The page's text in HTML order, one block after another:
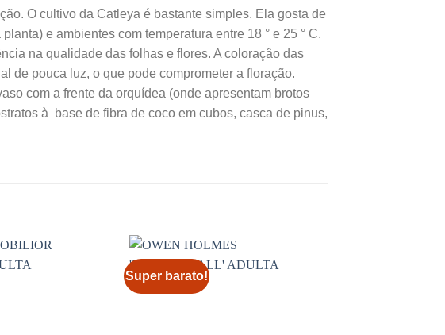
O cultivo da Catleya é bastante simples. Ela gosta de
e ambientes com temperatura entre 18 ° e 25 ° C.
na qualidade das folhas e flores. A coloraçâo das
de pouca luz, o que pode comprometer a floração.
com a frente da orquídea (onde apresentam brotos
à base de fibra de coco em cubos, casca de pinus,
Super barato!